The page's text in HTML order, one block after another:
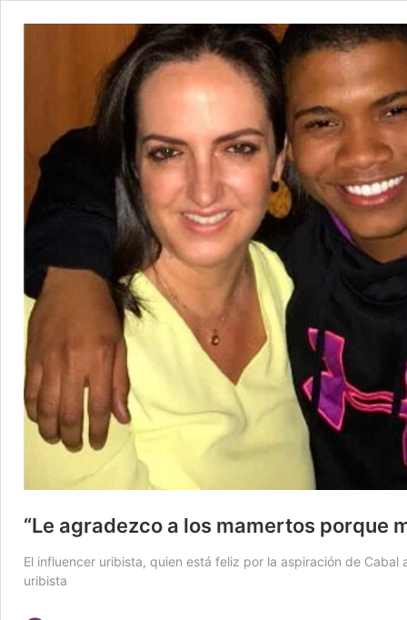
“Le agradezco a los mamertos porque
El influencer uribista, quien está feliz por la aspiración de
uribista